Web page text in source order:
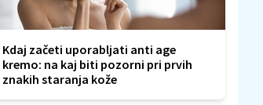
Kdaj začeti uporabljati anti age
kremo: na kaj biti pozorni pri prvih
znakih staranja kože